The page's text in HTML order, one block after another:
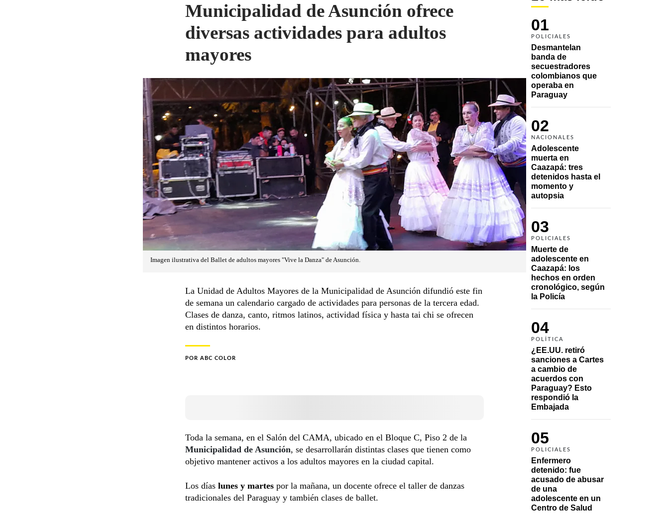
01
POLICIALES
Desmantelan
banda de
secuestradores
colombianos que
operaba en
Paraguay
02
NACIONALES
Adolescente
muerta en
Caazapá: tres
detenidos hasta el
momento y
autopsia
03
POLICIALES
Muerte de
adolescente en
Caazapá: los
hechos en orden
cronológico, según
la Policía
04
POLÍTICA
¿EE.UU. retiró
sanciones a Cartes
a cambio de
acuerdos con
Paraguay? Esto
respondió la
Embajada
05
POLICIALES
Enfermero
detenido: fue
acusado de abusar
de una
adolescente en un
Centro de Salud
Municipalidad de Asunción ofrece
diversas actividades para adultos
mayores
Imagen ilustrativa del Ballet de adultos mayores "Vive la Danza" de Asunción.
La Unidad de Adultos Mayores de la Municipalidad de Asunción difundió este fin
de semana un calendario cargado de actividades para personas de la tercera edad.
Clases de danza, canto, ritmos latinos, actividad física y hasta tai chi se ofrecen
en distintos horarios.
POR ABC COLOR
Toda la semana, en el Salón del CAMA, ubicado en el Bloque C, Piso 2 de la
Municipalidad de Asunción, se desarrollarán distintas clases que tienen como
objetivo mantener activos a los adultos mayores en la ciudad capital.
Los días lunes y martes por la mañana, un docente ofrece el taller de danzas
tradicionales del Paraguay y también clases de ballet.